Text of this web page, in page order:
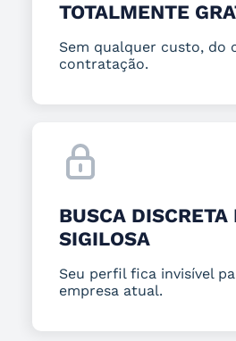
TOTALMENTE
Sem qualquer custo, do
contratação.
BUSCA DISCRETA
SIGILOSA
Seu perfil fica invisível
empresa atual.